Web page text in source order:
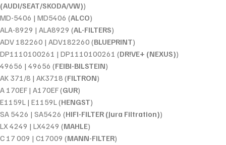
(AUDI/SEAT/SKODA/VW))
MD-5406 | MD5406 (ALCO)
ALA-8929 | ALA8929 (AL-FILTERS)
ADV 182260 | ADV182260 (BLUEPRINT)
DP1110100261 | DP1110100261 (DR!VE+ (NEXUS))
49656 | 49656 (FEIBI-BILSTEIN)
AK 371/8 | AK3718 (FILTRON)
A 170EF | A170EF (GUR)
E1159L | E1159L (HENGST)
SA 5426 | SA5426 (HIFI-FILTER (Jura Filtration))
LX 4249 | LX4249 (MAHLE)
C 17 009 | C17009 (MANN-FILTER)